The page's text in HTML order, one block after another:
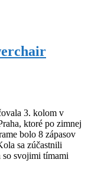
3. kolom v
ktoré po zimnej
bolo 8 zápasov
sa zúčastnili
so svojimi tímami